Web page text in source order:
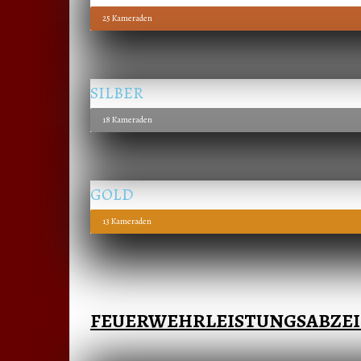
25 Kameraden
SILBER
18 Kameraden
GOLD
13 Kameraden